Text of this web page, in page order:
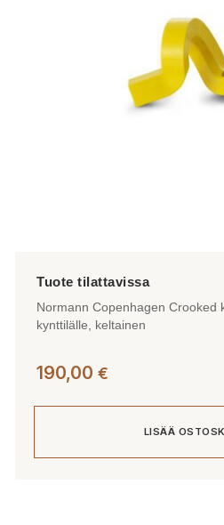
Normann Copenhagen Crooked
kynttilälle, keltainen
190,00 €
LISÄÄ